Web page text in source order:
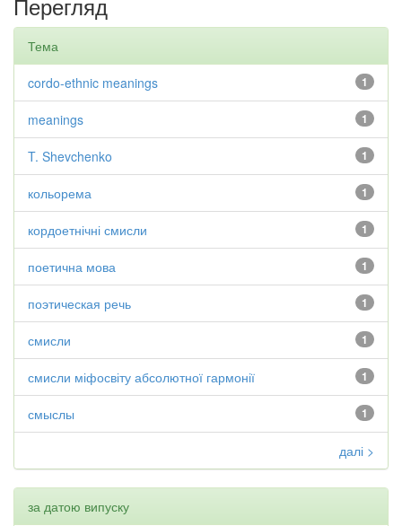
Тема
1
cordo-ethnic meanings
1
meanings
1
T. Shevchenko
1
кольорема
1
кордоетнічні смисли
1
поетична мова
1
поэтическая речь
1
смисли
1
смисли міфосвіту абсолютної гармонії
1
смыслы
далі >
за датою випуску